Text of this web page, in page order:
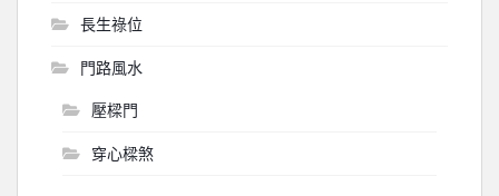
長生祿位
門路風水
壓樑門
穿心樑煞